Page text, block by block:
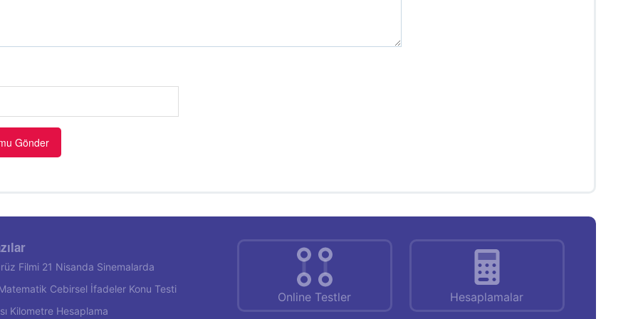
Filmi 21 Nisanda Sinemalarda
Matematik Cebirsel İfadeler Konu Testi
Kilometre Hesaplama
Online Testler Hesaplamalar